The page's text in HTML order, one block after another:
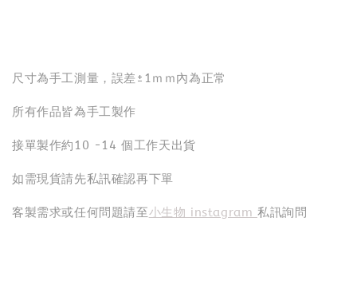
尺寸為手工測量，誤差±1ｍｍ內為正常
所有作品皆為手工製作
接單製作約10 -14 個工作天出貨
如需現貨請先私訊確認再下單
客製需求或任何問題請至小生物 instagram私訊詢問